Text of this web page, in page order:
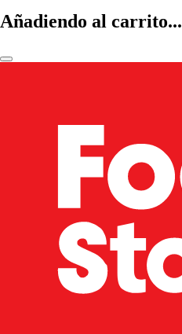
Añadiendo al carrito...